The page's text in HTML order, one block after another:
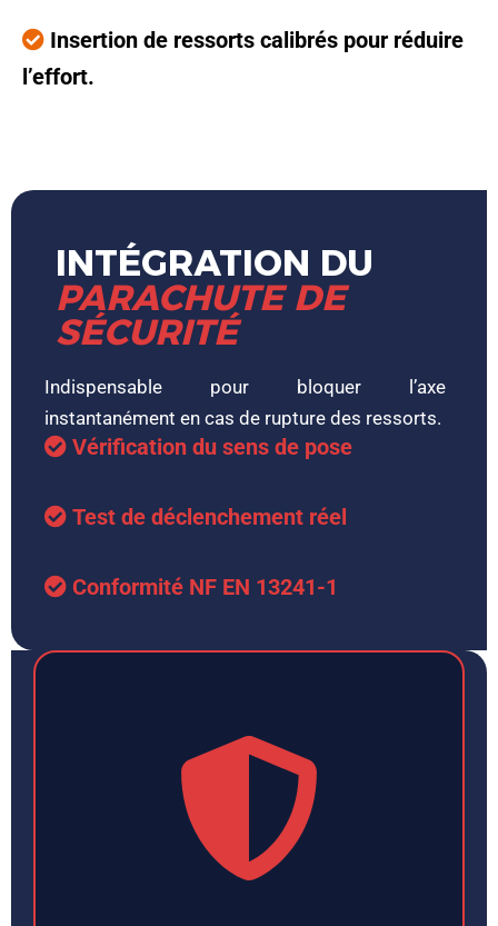
Insertion de ressorts calibrés pour réduire
l’effort.
INTÉGRATION DU
PARACHUTE DE
SÉCURITÉ
Indispensable pour bloquer l’axe
instantanément en cas de rupture des ressorts.
Vérification du sens de pose
Test de déclenchement réel
Conformité NF EN 13241-1